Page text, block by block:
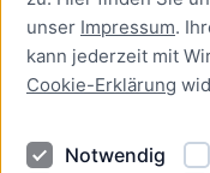
unser Impressum.
kann jederzeit mit
Cookie-Erklärung
Notwendig